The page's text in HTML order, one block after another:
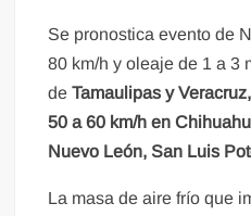
Se pronostica evento de
80 km/h y oleaje de 1 a 3
deTamaulipas y
50 a 60 km/h en
Nuevo León, San Luis
La masa de aire frío que